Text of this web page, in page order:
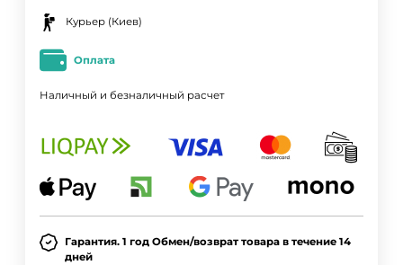
Курьер (Киев)
Оплата
Наличный и безналичный расчет
Гарантия. 1 год Обмен/возврат товара в течение 14
дней